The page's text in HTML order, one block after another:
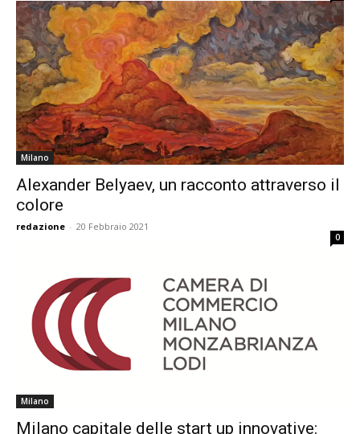
Milano
Alexander Belyaev, un racconto attraverso il
colore
redazione - 20 Febbraio 2021
0
Milano
Milano capitale delle start up innovative: